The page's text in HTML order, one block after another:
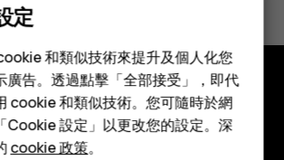
機
機
定
和類似技術來提升及個人化您
廣告。透過點擊「全部接受」，即代
cookie 和類似技術。您可隨時於網
Cookie 設定」以更改您的設定。深
cookie 政策。